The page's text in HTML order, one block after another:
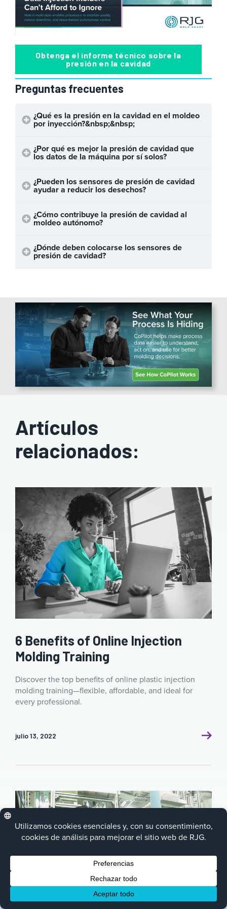
Obtenga el informe técnico sobre la
presión en la cavidad
Preguntas frecuentes
¿Qué es la presión en la cavidad en el moldeo
por inyección?&nbsp;&nbsp;
¿Por qué es mejor la presión de cavidad que
los datos de la máquina por sí solos?
¿Pueden los sensores de presión de cavidad
ayudar a reducir los desechos?
¿Cómo contribuye la presión de cavidad al
moldeo autónomo?
¿Dónde deben colocarse los sensores de
presión de cavidad?
Artículos
relacionados:
6 Benefits of Online Injection
Molding Training
Discover the top benefits of online plastic injection
molding training—flexible, affordable, and ideal for
every professional.
julio 13, 2022